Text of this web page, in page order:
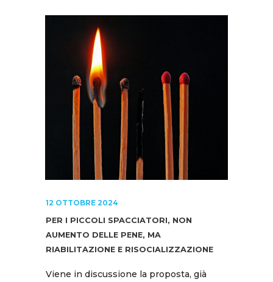
12 OTTOBRE 2024
PER I PICCOLI SPACCIATORI, NON
AUMENTO DELLE PENE, MA
RIABILITAZIONE E RISOCIALIZZAZIONE
Viene in discussione la proposta, già